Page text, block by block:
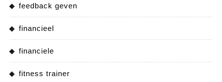
feedback geven
financieel
financiele
fitness trainer